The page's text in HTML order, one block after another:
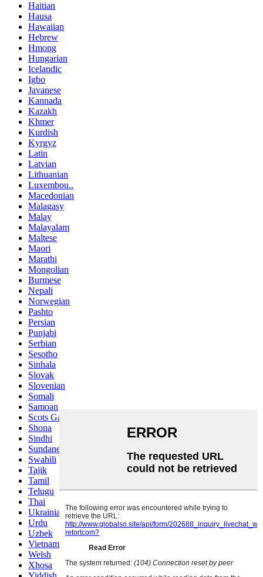
Haitian
Hausa
Hawaiian
Hebrew
Hmong
Hungarian
Icelandic
Igbo
Javanese
Kannada
Kazakh
Khmer
Kurdish
Kyrgyz
Latin
Latvian
Lithuanian
Luxembou..
Macedonian
Malagasy
Malay
Malayalam
Maltese
Maori
Marathi
Mongolian
Burmese
Nepali
Norwegian
Pashto
Persian
Punjabi
Serbian
Sesotho
Sinhala
Slovak
Slovenian
Somali
Samoan
Scots Gaelic
Shona
Sindhi
Sundanese
Swahili
Tajik
Tamil
Telugu
Thai
Ukrainian
Urdu
Uzbek
Vietnamese
Welsh
Xhosa